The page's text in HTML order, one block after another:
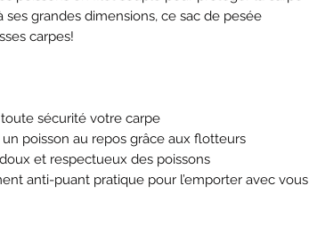
grandes dimensions, ce sac de pesée
carpes!
sécurité votre carpe
poisson au repos grâce aux flotteurs
et respectueux des poissons
anti-puant pratique pour l’emporter avec vous